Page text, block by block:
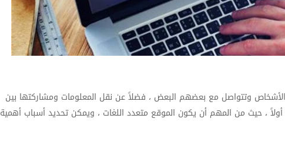
الأشخاص وتتواصل مع بعضهم البعض ، فضلاً عن نقل المعلومات ومشاركتها بين
، حيث من المهم أن يكون الموقع متعدد اللغات ، ويمكن تحديد أسباب أهمية